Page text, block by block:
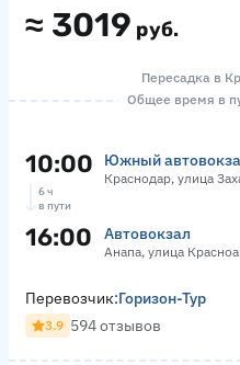
≈ 3019 руб.
Пересадка в
Общее время в
10:00 Южный
Краснодар, улица
6 ч
в пути
16:00 Автовокзал
Анапа, улица
Перевозчик:Горизон-Тур
3.9 594 отзывов